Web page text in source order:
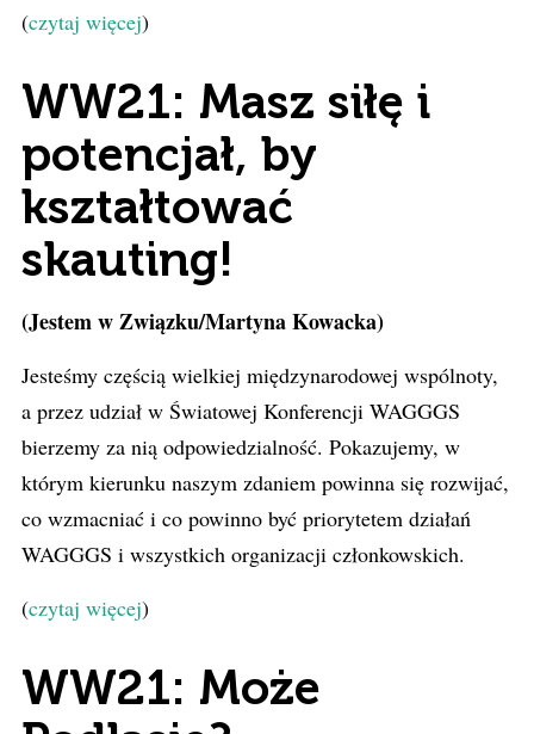
(czytaj więcej)
WW21: Masz siłę i
potencjał, by
kształtować
skauting!
(Jestem w Związku/Martyna Kowacka)
Jesteśmy częścią wielkiej międzynarodowej wspólnoty,
a przez udział w Światowej Konferencji WAGGGS
bierzemy za nią odpowiedzialność. Pokazujemy, w
którym kierunku naszym zdaniem powinna się rozwijać,
co wzmacniać i co powinno być priorytetem działań
WAGGGS i wszystkich organizacji członkowskich.
(czytaj więcej)
WW21: Może